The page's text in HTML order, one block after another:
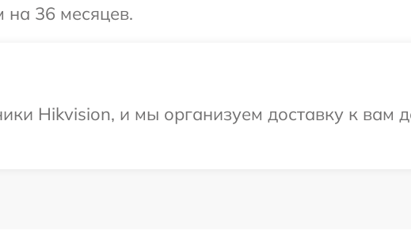
на 36 месяцев.
Hikvision, и мы организуем доставку к вам